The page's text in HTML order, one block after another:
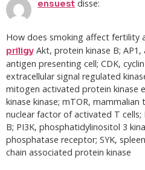
ensuest disse:
How does smoking affect fertility
priligy Akt, protein kinase B;
antigen presenting cell; CDK,
extracellular signal regulated
mitogen activated protein kinase
kinase kinase; mTOR,
nuclear factor of activated T
B; PI3K, phosphatidylinositol 3
phosphatase receptor; SYK,
chain associated protein kinase